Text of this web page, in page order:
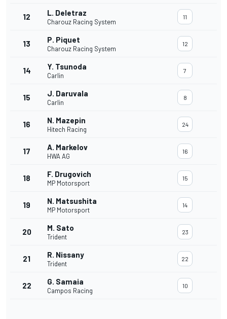
12 L. Deletraz
Charouz Racing System
11
13 P. Piquet
Charouz Racing System
12
14 Y. Tsunoda
Carlin
7
15 J. Daruvala
Carlin
8
16 N. Mazepin
Hitech Racing
24
17 A. Markelov
HWA AG
16
18 F. Drugovich
MP Motorsport
15
19 N. Matsushita
MP Motorsport
14
20 M. Sato
Trident
23
21 R. Nissany
Trident
22
22 G. Samaia
Campos Racing
10